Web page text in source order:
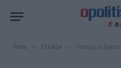
Home ΕΛΛΑΔΑ Υπουργείο Εργασίας: